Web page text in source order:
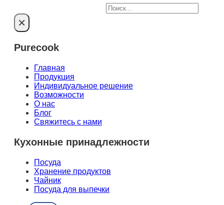
Поиск
×
Purecook
Главная
Продукция
Индивидуальное решение
Возможности
О нас
Блог
Свяжитесь с нами
Кухонные принадлежности
Посуда
Хранение продуктов
Чайник
Посуда для выпечки